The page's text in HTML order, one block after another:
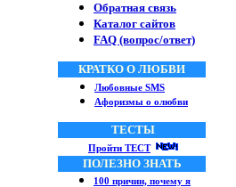
Обратная связь
Каталог сайтов
FAQ (вопрос/ответ)
КРАТКО О ЛЮБВИ
Любовные SMS
Афоризмы о олюбви
ТЕСТЫ
Пройти ТЕСТ
ПОЛЕЗНО ЗНАТЬ
100 причин, почему я